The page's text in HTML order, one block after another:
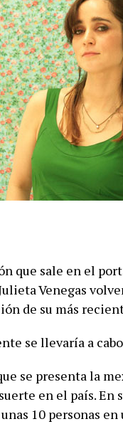
que sale en el
Venegas
de su más
se llevaría a
se presenta la
en el país.
10 personas